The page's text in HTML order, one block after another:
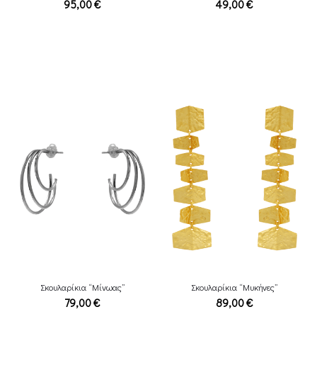
95,00€ 49,00€
Σκουλαρίκια “Μίνωας”
79,00€
Σκουλαρίκια “Μυκήνες”
89,00€